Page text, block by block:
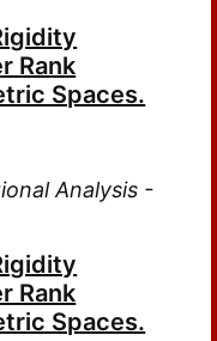
Rank
Spaces.
Analysis -
Rank
Spaces.